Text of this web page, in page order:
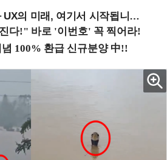
래, 여기서 시작됩니다! (9/2 강남역)